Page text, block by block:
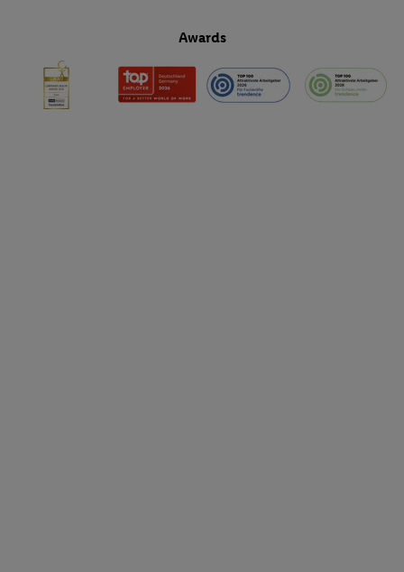
Awards